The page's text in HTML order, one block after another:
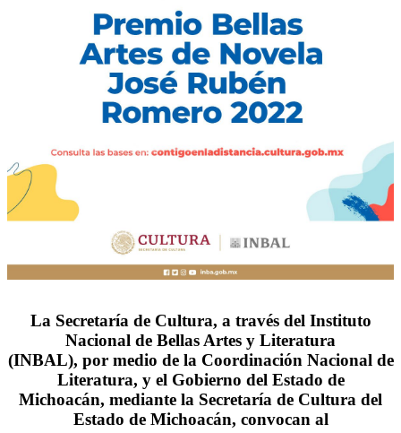
La Secretaría de Cultura, a través del Instituto
Nacional de Bellas Artes y Literatura
(INBAL), por medio de la Coordinación Nacional de
Literatura, y el Gobierno del Estado de
Michoacán, mediante la Secretaría de Cultura del
Estado de Michoacán, convocan al